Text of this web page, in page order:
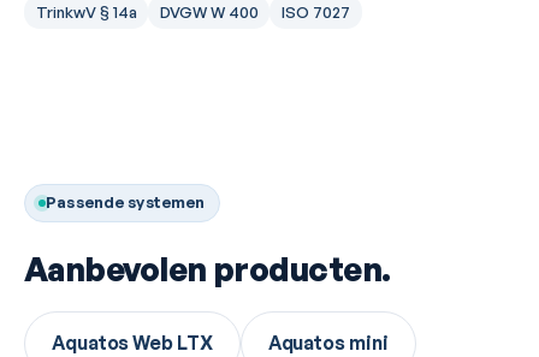
TrinkwV § 14a DVGW W 400 ISO 7027
Passende systemen
Aanbevolen producten.
Aquatos Web LTX Aquatos mini